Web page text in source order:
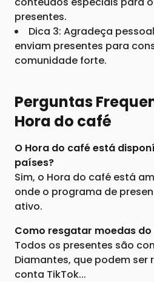
presentes.
Dica 3: Agradeça
enviam presentes para
comunidade forte.
Perguntas
Hora do café
O Hora do café está
países?
Sim, o Hora do café está
onde o programa de
ativo.
Como resgatar moedas
Todos os presentes são
Diamantes, que podem ser
conta TikTok...